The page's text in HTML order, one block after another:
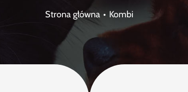
Strona główna Kombi